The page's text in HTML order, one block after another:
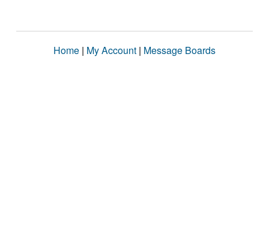
Home | My Account | Message Boards